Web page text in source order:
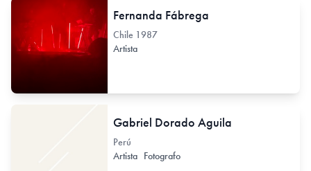
Fernanda Fábrega
Chile 1987
Artista
Gabriel Dorado Aguila
Perú
Artista Fotografo